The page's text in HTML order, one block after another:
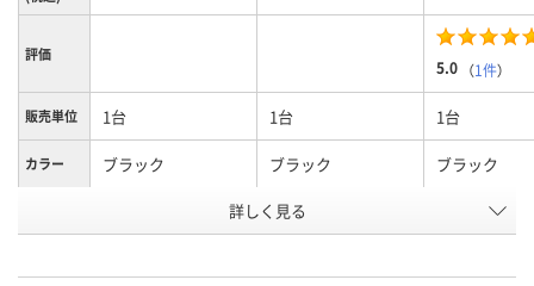
評価
5.0 （1件）
販売単位 1台 1台 1台
カラー ブラック ブラック ブラック
1000mm 1200mm
プ
詳しく見る